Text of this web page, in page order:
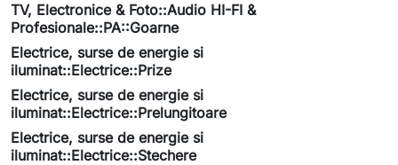
TV, Electronice & Foto::Audio HI-FI &
Profesionale::PA::Goarne
Electrice, surse de energie si
iluminat::Electrice::Prize
Electrice, surse de energie si
iluminat::Electrice::Prelungitoare
Electrice, surse de energie si
iluminat::Electrice::Stechere